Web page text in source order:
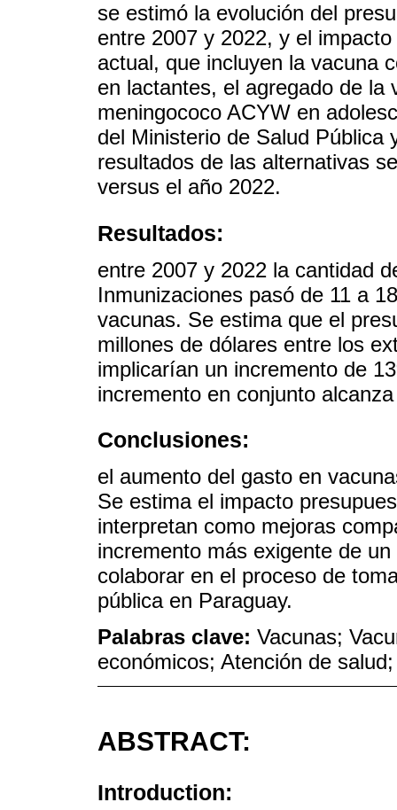
se estimó la evolución del
entre 2007 y 2022, y el
actual, que incluyen la vacuna
en lactantes, el agregado de la
meningococo ACYW en
del Ministerio de Salud Pública
resultados de las alternativas
versus el año 2022.
Resultados:
entre 2007 y 2022 la cantidad
Inmunizaciones pasó de 11 a
vacunas. Se estima que el
millones de dólares entre los
implicarían un incremento de
incremento en conjunto
Conclusiones:
el aumento del gasto en
Se estima el impacto
interpretan como mejoras
incremento más exigente de
colaborar en el proceso de
pública en Paraguay.
Palabras clave: Vacunas;
económicos; Atención de
ABSTRACT:
Introduction: